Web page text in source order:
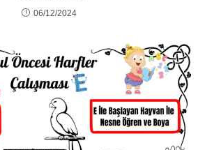
06/12/2024